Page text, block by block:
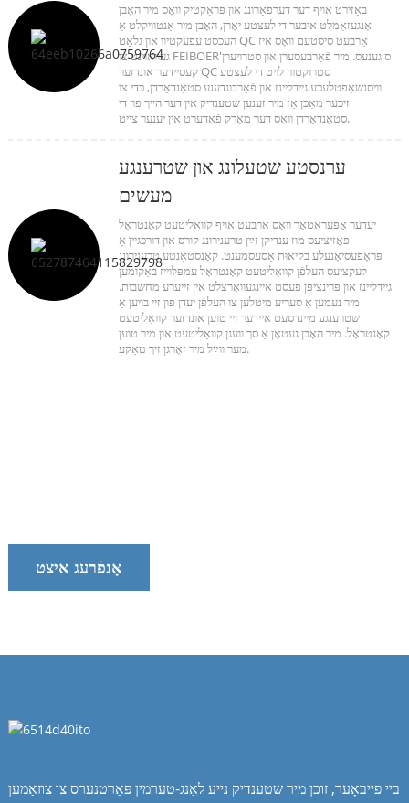
באַזירט אויף דער דערפאַרונג און פּראַקטיק וואָס מיר האָבן
אָנגעזאַמלט איבער די לעצטע יאָרן, האָבן מיר אַנטוויקלט אַ
העכסט עפעקטיוו און גלאַט QC אַרבעט סיסטעם וואָס איז
געוואוינט צו FEIBOER'ס ​​גענעס. מיר פֿאַרבעסערן און סטרויערן
קעסיידער אונדזער QC סטרוקטור לויט די לעצטע
וויסנשאַפטלעכע גיידליינז און פֿאַרבונדענע סטאַנדאַרדן, כּדי צו
זיכער מאַכן אַז מיר זענען שטענדיק אין דער הייך פון די
סטאַנדאַרדן וואָס דער מאַרק פֿאָדערט אין יענער צייט.
ערנסטע שטעלונג און שטרענגע
מעשים
יעדער אָפּעראַטאָר וואָס אַרבעט אויף קוואַליטעט קאָנטראָל
פּאָזיציעס מוז ענדיקן זײַן טרענירונג קורס און דורכגיין אַ
פּראָפעסיאָנעלע בקיאוּת אַסעסמענט. קאָנסטאַנטע טרענירונג
לעקציעס העלפֿן קוואַליטעט קאָנטראָל עמפּלוייז באַקומען
גיידליינז און פּרינציפּן פעסט איינגעוואָרצלט אין זייערע מחשבות.
מיר נעמען אַ סעריע מיטלען צו העלפֿן יעדן פון זיי בויען אַ
שטרענגע מיינדסעט איידער זיי טוען אונדזער קוואַליטעט
קאָנטראָל. מיר האָבן געטאָן אַ סך וועגן קוואַליטעט און מיר טוען
מער ווײַל מיר זאָרגן זיך טאַקע.
אָנפֿרעג איצט
ביי פייבאָער, זוכן מיר שטענדיק נייע לאַנג-טערמין פּאַרטנערס צו צוזאַמען